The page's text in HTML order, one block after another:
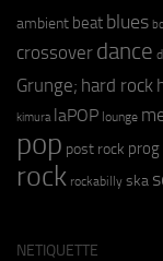
ambient beat blues
crossover dance
Grunge; hard rock
kimura laPOP lounge
pop post rock prog
rock rockabilly ska
NETIQUETTE